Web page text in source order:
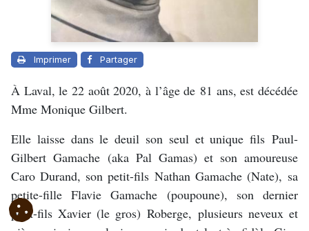
Imprimer Partager
À Laval, le 22 août 2020, à l’âge de 81 ans, est décédée
Mme Monique Gilbert.
Elle laisse dans le deuil son seul et unique fils Paul-
Gilbert Gamache (aka Pal Gamas) et son amoureuse
Caro Durand, son petit-fils Nathan Gamache (Nate), sa
petite-fille Flavie Gamache (poupoune), son dernier
petit-fils Xavier (le gros) Roberge, plusieurs neveux et